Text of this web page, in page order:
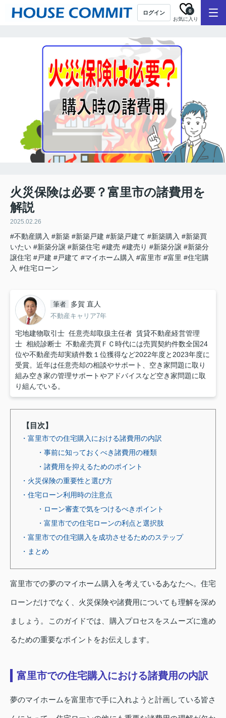
ログイン
お気に入り
0
火災保険は必要？富里市の諸費用を
解説
2025.02.26
#不動産購入 #新築 #新築戸建 #新築戸建て #新築購入 #新築買
いたい #新築分譲 #新築住宅 #建売 #建売り #新築分譲 #新築分
譲住宅 #戸建 #戸建て #マイホーム購入 #富里市 #富里 #住宅購
入 #住宅ローン
筆者 多賀 直人
不動産キャリア7年
宅地建物取引士 任意売却取扱主任者 賃貸不動産経営管理
士 相続診断士 不動産売買ＦＣ時代には売買契約件数全国24
位や不動産売却実績件数１位獲得など2022年度と2023年度に
受賞。近年は任意売却の相談やサポート、空き家問題に取り
組み空き家の管理サポートやアドバイスなど空き家問題に取
り組んでいる。
【目次】
・富里市での住宅購入における諸費用の内訳
・事前に知っておくべき諸費用の種類
・諸費用を抑えるためのポイント
・火災保険の重要性と選び方
・住宅ローン利用時の注意点
・ローン審査で気をつけるべきポイント
・富里市での住宅ローンの利点と選択肢
・富里市での住宅購入を成功させるためのステップ
・まとめ
富里市での夢のマイホーム購入を考えているあなたへ。住宅
ローンだけでなく、火災保険や諸費用についても理解を深め
ましょう。このガイドでは、購入プロセスをスムーズに進め
るための重要なポイントをお伝えします。
富里市での住宅購入における諸費用の内訳
夢のマイホームを富里市で手に入れようと計画している皆さ